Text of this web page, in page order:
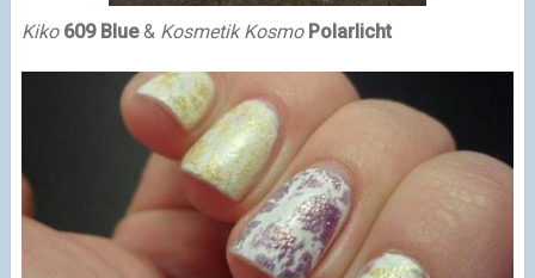
Kiko 609 Blue& Kosmetik Kosmo Polarlicht